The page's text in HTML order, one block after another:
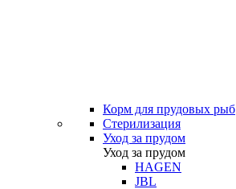
Корм для прудовых рыб
Стерилизация
Уход за прудом
Уход за прудом
HAGEN
JBL